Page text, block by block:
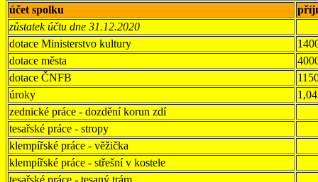
účet spolku
zůstatek účtu dne 31.12.2020
dotace Ministerstvo kultury
dotace města
dotace ČNFB
úroky
1,04
zednické práce - dozdění korun zdí
tesařské práce - stropy
klempířské práce - věžička
klempířské práce - střešní v kostele
tesařské práce - tesaný trám